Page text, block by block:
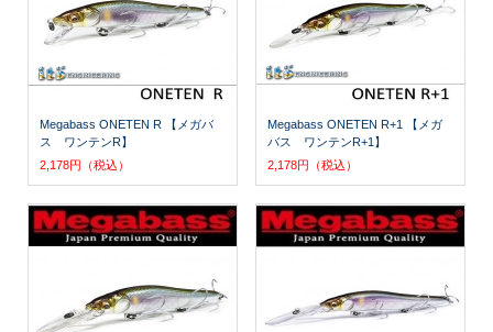
Megabass ONETEN R 【メガバ
ス ワンテンR】
2,178円（税込）
Megabass ONETEN R+1 【メガ
バス ワンテンR+1】
2,178円（税込）